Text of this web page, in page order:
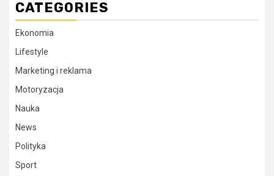
CATEGORIES
Ekonomia
Lifestyle
Marketing i reklama
Motoryzacja
Nauka
News
Polityka
Sport